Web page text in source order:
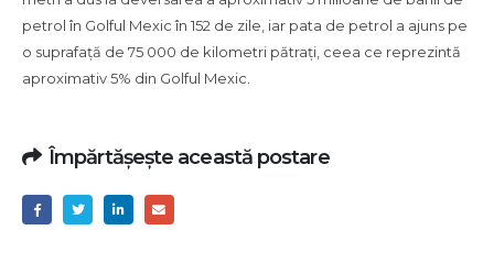
petrol în Golful Mexic în 152 de zile, iar pata de petrol a ajuns pe
o suprafață de 75 000 de kilometri pătrați, ceea ce reprezintă
aproximativ 5% din Golful Mexic.
Împărtășește această postare